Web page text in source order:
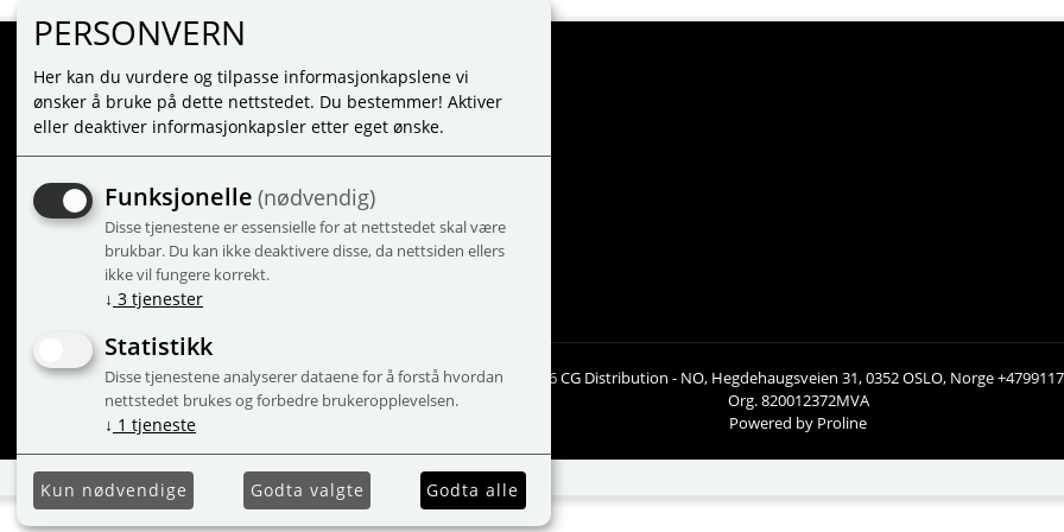
MINE SIDER
LOGG INN
VILKÅR
PERSONVERNERKLÆRING
ADMINISTRER COOKIES
© 2026 CG Distribution - NO, Hegdehaugsveien 31, 0352 OSLO, Norge
Org. 820012372MVA
Powered by Proline
PERSONVERN
Her kan du vurdere og tilpasse informasjonkapslene vi
ønsker å bruke på dette nettstedet. Du bestemmer! Aktiver
eller deaktiver informasjonkapsler etter eget ønske.
Funksjonelle (nødvendig)
Disse tjenestene er essensielle for at nettstedet skal være
brukbar. Du kan ikke deaktivere disse, da nettsiden ellers
ikke vil fungere korrekt.
↓ 3 tjenester
Statistikk
Disse tjenestene analyserer dataene for å forstå hvordan
nettstedet brukes og forbedre brukeropplevelsen.
↓ 1 tjeneste
Kun nødvendige Godta valgte Godta alle